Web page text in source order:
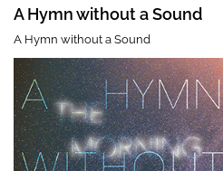
A Hymn without a Sound
A Hymn without a Sound